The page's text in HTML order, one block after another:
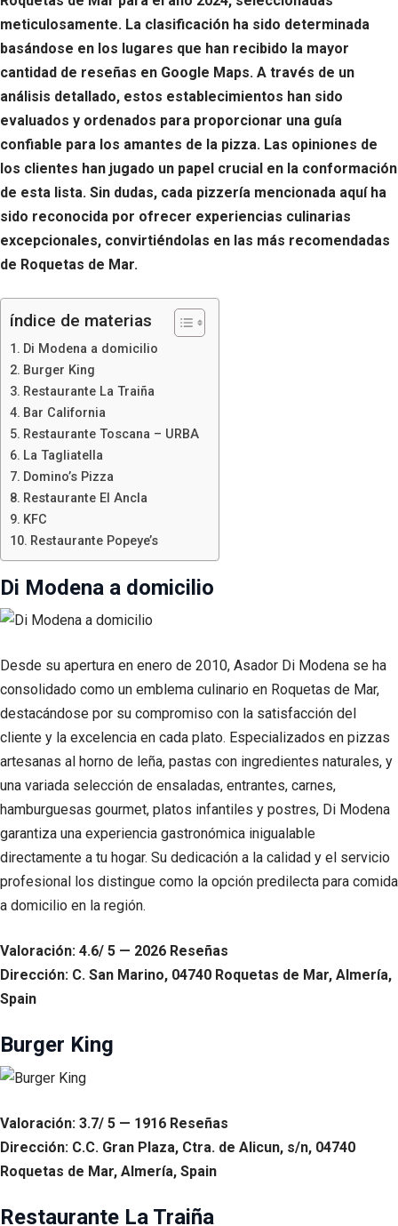
meticulosamente. La clasificación ha sido determinada
basándose en los lugares que han recibido la mayor
cantidad de reseñas en Google Maps. A través de un
análisis detallado, estos establecimientos han sido
evaluados y ordenados para proporcionar una guía
confiable para los amantes de la pizza. Las opiniones de
los clientes han jugado un papel crucial en la conformación
de esta lista. Sin dudas, cada pizzería mencionada aquí ha
sido reconocida por ofrecer experiencias culinarias
excepcionales, convirtiéndolas en las más recomendadas
de Roquetas de Mar.
índice de materias
Di Modena a domicilio
Burger King
Restaurante La Traiña
Bar California
Restaurante Toscana – URBA
La Tagliatella
Domino’s Pizza
Restaurante El Ancla
KFC
Restaurante Popeye’s
Di Modena a domicilio
Desde su apertura en enero de 2010, Asador Di Modena se ha
consolidado como un emblema culinario en Roquetas de Mar,
destacándose por su compromiso con la satisfacción del
cliente y la excelencia en cada plato. Especializados en pizzas
artesanas al horno de leña, pastas con ingredientes naturales, y
una variada selección de ensaladas, entrantes, carnes,
hamburguesas gourmet, platos infantiles y postres, Di Modena
garantiza una experiencia gastronómica inigualable
directamente a tu hogar. Su dedicación a la calidad y el servicio
profesional los distingue como la opción predilecta para comida
a domicilio en la región.
Valoración: 4.6/ 5 — 2026 Reseñas
Dirección: C. San Marino, 04740 Roquetas de Mar, Almería,
Spain
Burger King
Valoración: 3.7/ 5 — 1916 Reseñas
Dirección: C.C. Gran Plaza, Ctra. de Alicun, s/n, 04740
Roquetas de Mar, Almería, Spain
Restaurante La Traiña